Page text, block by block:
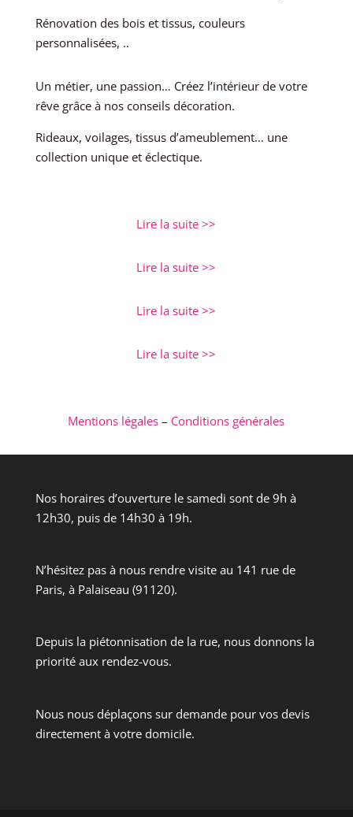
Rénovation des bois et tissus, couleurs
personnalisées, ..
Un métier, une passion… Créez l’intérieur de votre
rêve grâce à nos conseils décoration.
Rideaux, voilages, tissus d’ameublement… une
collection unique et éclectique.
Lire la suite >>
Lire la suite >>
Lire la suite >>
Lire la suite >>
Mentions légales – Conditions générales
Nos horaires d’ouverture le samedi sont de 9h à
12h30, puis de 14h30 à 19h.
N’hésitez pas à nous rendre visite au 141 rue de
Paris, à Palaiseau (91120).
Depuis la piétonnisation de la rue, nous donnons la
priorité aux rendez-vous.
Nous nous déplaçons sur demande pour vos devis
directement à votre domicile.